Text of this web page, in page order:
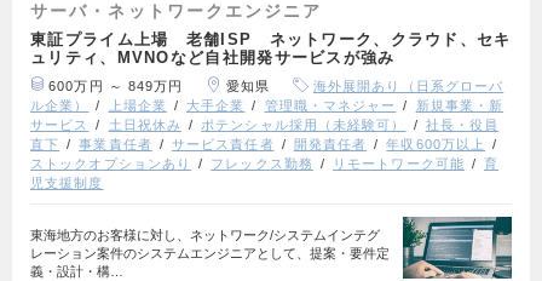
サーバ・ネットワークエンジニア
東証プライム上場 老舗ISP ネットワーク、クラウド、セキ
ュリティ、MVNOなど自社開発サービスが強み
600万円 ～ 849万円 愛知県
海外展開あり（日系グローバ
ル企業）
上場企業 大手企業 管理職・マネジャー
新規事業・新
サービス
土日祝休み ポテンシャル採用（未経験可）
社長・役員
直下
事業責任者 サービス責任者 開発責任者
年収600万以上
ストックオプションあり
フレックス勤務 リモートワーク可能
育
児支援制度
東海地方のお客様に対し、ネットワーク/システムインテグ
レーション案件のシステムエンジニアとして、提案・要件定
義・設計・構…